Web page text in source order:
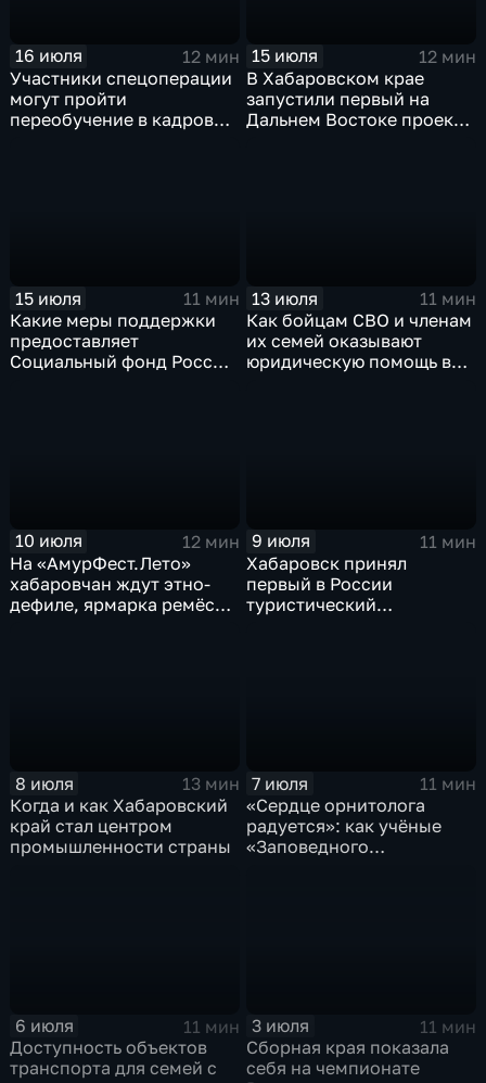
16 июля
12 мин
Участники спецоперации
могут пройти
переобучение в кадровом
15 июля
12 мин
В Хабаровском крае
запустили первый на
Дальнем Востоке проект
15 июля
11 мин
Какие меры поддержки
предоставляет
Социальный фонд России
13 июля
11 мин
Как бойцам СВО и членам
их семей оказывают
юридическую помощь в
10 июля
12 мин
На «АмурФест.Лето»
хабаровчан ждут этно-
дефиле, ярмарка ремёсел
9 июля
11 мин
Хабаровск принял
первый в России
туристический
8 июля
13 мин
Когда и как Хабаровский
край стал центром
промышленности страны
7 июля
11 мин
«Сердце орнитолога
радуется»: как учёные
«Заповедного
6 июля
11 мин
Доступность объектов
транспорта для семей с
3 июля
11 мин
Сборная края показала
себя на чемпионате